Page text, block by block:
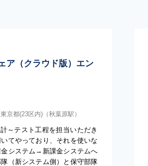
ア（クラウド版）エン
東京都(23区内)（秋葉原駅）
～テスト工程を担当いただき
てやっており、それを使いな
システム→新課金システムへ
（新システム側）と保守部隊